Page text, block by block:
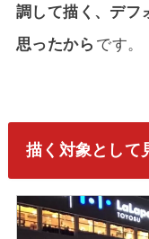
調して描く、デフ
思ったから です。
描く対象として